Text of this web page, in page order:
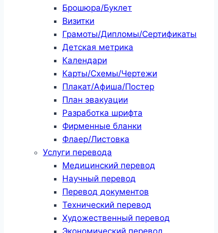
Брошюра/Буклет
Визитки
Грамоты/Дипломы/Сертификаты
Детская метрика
Календари
Карты/Схемы/Чертежи
Плакат/Афиша/Постер
План эвакуации
Разработка шрифта
Фирменные бланки
Флаер/Листовка
Услуги перевода
Медицинский перевод
Научный перевод
Перевод документов
Технический перевод
Художественный перевод
Экономический перевод